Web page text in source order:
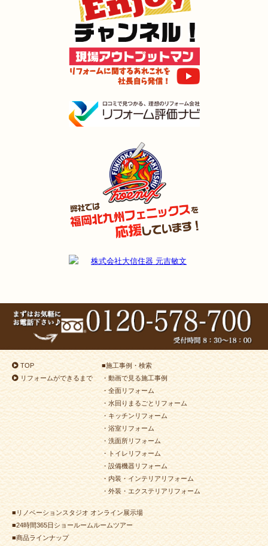
TOP
リフォームができるまで
■施工事例・検索
・動画で見る施工事例
・全面リフォーム
・水回りまるごとリフォーム
・キッチンリフォーム
・浴室リフォーム
・洗面所リフォーム
・トイレリフォーム
・設備機器リフォーム
・内装・インテリアリフォーム
・外装・エクステリアリフォーム
■リノベーションスタジオ オンライン展示場
■24時間365日ショールームルームツアー
■商品ラインナップ